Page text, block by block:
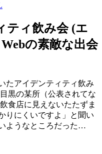
ティ飲み会 (エ
の素敵な出会
たアイデンティティ飲み
黒の某所（公表されてな
食店に見えないたたずま
りにくいですよ」と聞い
ようなところだった…